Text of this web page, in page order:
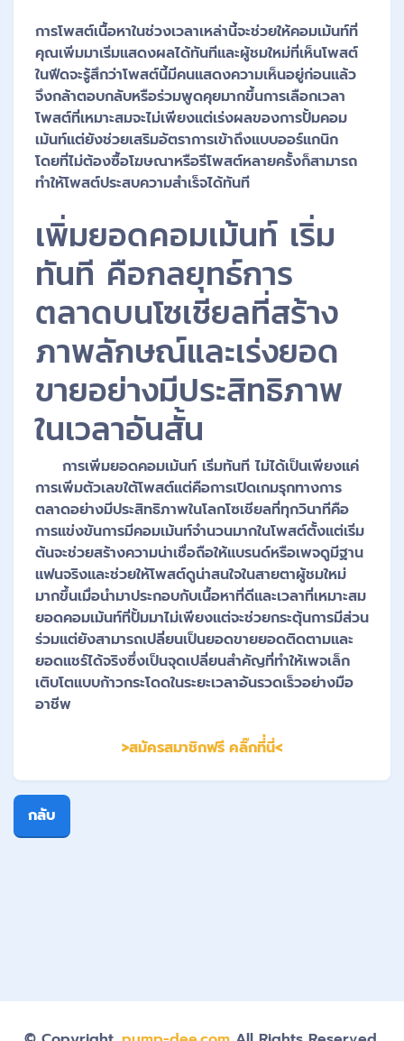
การโพสต์เนื้อหาในช่วงเวลาเหล่านี้จะช่วยให้คอมเม้นท์ที่
คุณเพิ่มมาเริ่มแสดงผลได้ทันทีและผู้ชมใหม่ที่เห็นโพสต์
ในฟีดจะรู้สึกว่าโพสต์นี้มีคนแสดงความเห็นอยู่ก่อนแล้ว
จึงกล้าตอบกลับหรือร่วมพูดคุยมากขึ้นการเลือกเวลา
โพสต์ที่เหมาะสมจะไม่เพียงแต่เร่งผลของการปั้มคอม
เม้นท์แต่ยังช่วยเสริมอัตราการเข้าถึงแบบออร์แกนิก
โดยที่ไม่ต้องซื้อโฆษณาหรือรีโพสต์หลายครั้งก็สามารถ
ทำให้โพสต์ประสบความสำเร็จได้ทันที
เพิ่มยอดคอมเม้นท์ เริ่ม
ทันที คือกลยุทธ์การ
ตลาดบนโซเชียลที่สร้าง
ภาพลักษณ์และเร่งยอด
ขายอย่างมีประสิทธิภาพ
ในเวลาอันสั้น
การเพิ่มยอดคอมเม้นท์ เริ่มทันที ไม่ได้เป็นเพียงแค่
การเพิ่มตัวเลขใต้โพสต์แต่คือการเปิดเกมรุกทางการ
ตลาดอย่างมีประสิทธิภาพในโลกโซเชียลที่ทุกวินาทีคือ
การแข่งขันการมีคอมเม้นท์จำนวนมากในโพสต์ตั้งแต่เริ่ม
ต้นจะช่วยสร้างความน่าเชื่อถือให้แบรนด์หรือเพจดูมีฐาน
แฟนจริงและช่วยให้โพสต์ดูน่าสนใจในสายตาผู้ชมใหม่
มากขึ้นเมื่อนำมาประกอบกับเนื้อหาที่ดีและเวลาที่เหมาะสม
ยอดคอมเม้นท์ที่ปั้มมาไม่เพียงแต่จะช่วยกระตุ้นการมีส่วน
ร่วมแต่ยังสามารถเปลี่ยนเป็นยอดขายยอดติดตามและ
ยอดแชร์ได้จริงซึ่งเป็นจุดเปลี่ยนสำคัญที่ทำให้เพจเล็ก
เติบโตแบบก้าวกระโดดในระยะเวลาอันรวดเร็วอย่างมือ
อาชีพ
>สมัครสมาชิกฟรี คลิ๊กที่่นี่<
กลับ